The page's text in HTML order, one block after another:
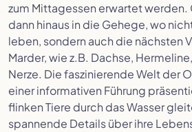
zum Mittagessen erwartet
dann hinaus in die Gehege, wo
leben, sondern auch die nächsten
Marder, wie z.B. Dachse,
Nerze. Die faszinierende Welt der
einer informativen Führung
flinken Tiere durch das Wasser
spannende Details über ihre